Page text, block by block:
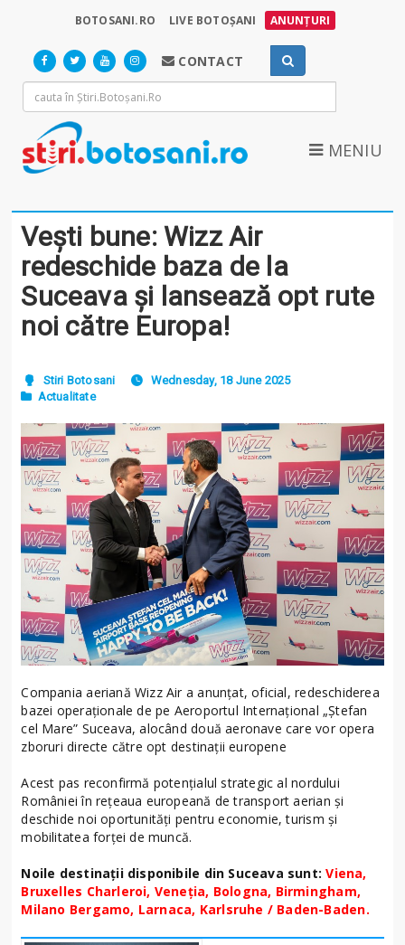
BOTOSANI.RO LIVE BOTOȘANI ANUNȚURI
CONTACT
MENIU
Vești bune: Wizz Air
redeschide baza de la
Suceava și lansează opt rute
noi către Europa!
Stiri Botosani
Wednesday, 18 June 2025
Actualitate
Compania aeriană Wizz Air a anunțat, oficial, redeschiderea
bazei operaționale de pe Aeroportul Internațional „Ștefan
cel Mare” Suceava, alocând două aeronave care vor opera
zboruri directe către opt destinații europene
Acest pas reconfirmă potențialul strategic al nordului
României în rețeaua europeană de transport aerian și
deschide noi oportunități pentru economie, turism și
mobilitatea forței de muncă.
Noile destinații disponibile din Suceava sunt:Viena,
Bruxelles Charleroi, Veneția, Bologna, Birmingham,
Milano Bergamo, Larnaca, Karlsruhe / Baden-Baden.